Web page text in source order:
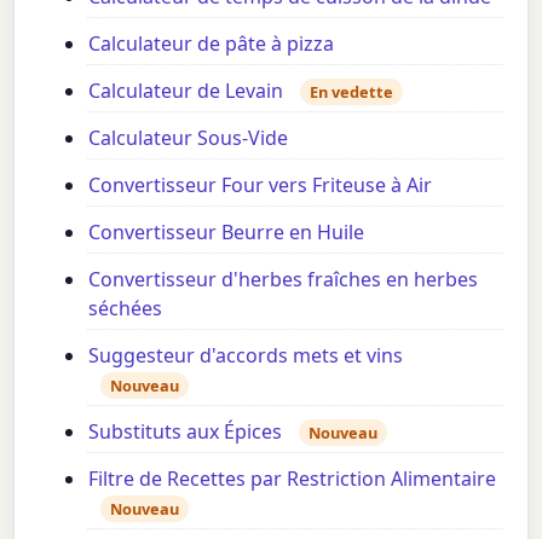
Calculateur de pâte à pizza
Calculateur de Levain
En vedette
Calculateur Sous-Vide
Convertisseur Four vers Friteuse à Air
Convertisseur Beurre en Huile
Convertisseur d'herbes fraîches en herbes
séchées
Suggesteur d'accords mets et vins
Nouveau
Substituts aux Épices Nouveau
Filtre de Recettes par Restriction Alimentaire
Nouveau